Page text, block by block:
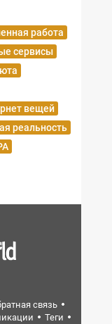
работа
сервисы
вещей
реальность
связь
Теги